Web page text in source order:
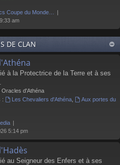
Coupe du Monde…
am
DE CLAN
à la Protectrice de la Terre et à ses
Oracles d'Athéna
:
Les Chevaliers d'Athéna,
Aux portes du
5:14 pm
au Seigneur des Enfers et à ses